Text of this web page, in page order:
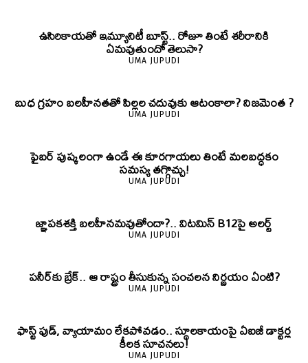
ఉసిరికాయతో ఇమ్యూనిటీ బూస్ట్‌.. రోజూ తింటే శరీరానికి
ఏమవుతుందో తెలుసా?
UMA JUPUDI
బుధ గ్రహం బలహీనతతో పిల్లల చదువుకు ఆటంకాలా? నిజమెంత ?
UMA JUPUDI
ఫైబర్‌ పుష్కలంగా ఉండే ఈ కూరగాయలు తింటే మలబద్ధకం
సమస్య తగ్గొచ్చు!
UMA JUPUDI
జ్ఞాపకశక్తి బలహీనమవుతోందా?.. విటమిన్ B12పై అలర్ట్
UMA JUPUDI
పనీర్‌కు బ్రేక్.. ఆ రాష్ట్రం తీసుకున్న సంచలన నిర్ణయం ఏంటి?
UMA JUPUDI
ఫాస్ట్ ఫుడ్, వ్యాయామం లేకపోవడం.. స్థూలకాయంపై ఏఐజీ డాక్టర్ల
కీలక సూచనలు!
UMA JUPUDI